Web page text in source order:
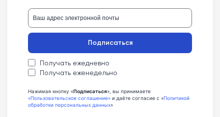
Получать ежедневно
Получать еженедельно
Подписаться
Нажимая кнопку «Подписаться», вы принимаете
«Пользовательское соглашение» и даёте согласие с «Политикой
обработки персональных данных»